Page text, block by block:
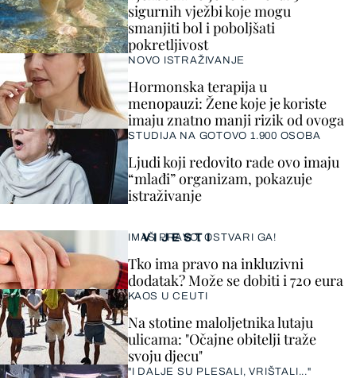
VIJESTI
IMAŠ PRAVO, OSTVARI GA!
Tko ima pravo na inkluzivni
dodatak? Može se dobiti i 720 eura
KAOS U CEUTI
Na stotine maloljetnika lutaju
ulicama: "Očajne obitelji traže
svoju djecu"
"I DALJE SU PLESALI, VRIŠTALI..."
sigurnih vježbi koje mogu
smanjiti bol i poboljšati
pokretljivost
NOVO ISTRAŽIVANJE
Hormonska terapija u
menopauzi: Žene koje je koriste
imaju znatno manji rizik od ovoga
STUDIJA NA GOTOVO 1.900 OSOBA
Ljudi koji redovito rade ovo imaju
“mlađi” organizam, pokazuje
istraživanje